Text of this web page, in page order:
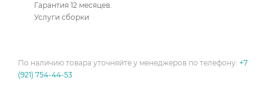
Гарантия 12 месяцев.
Услуги сборки
По наличию товара уточняйте у менеджеров по телефону: +7
(921) 754-44-53